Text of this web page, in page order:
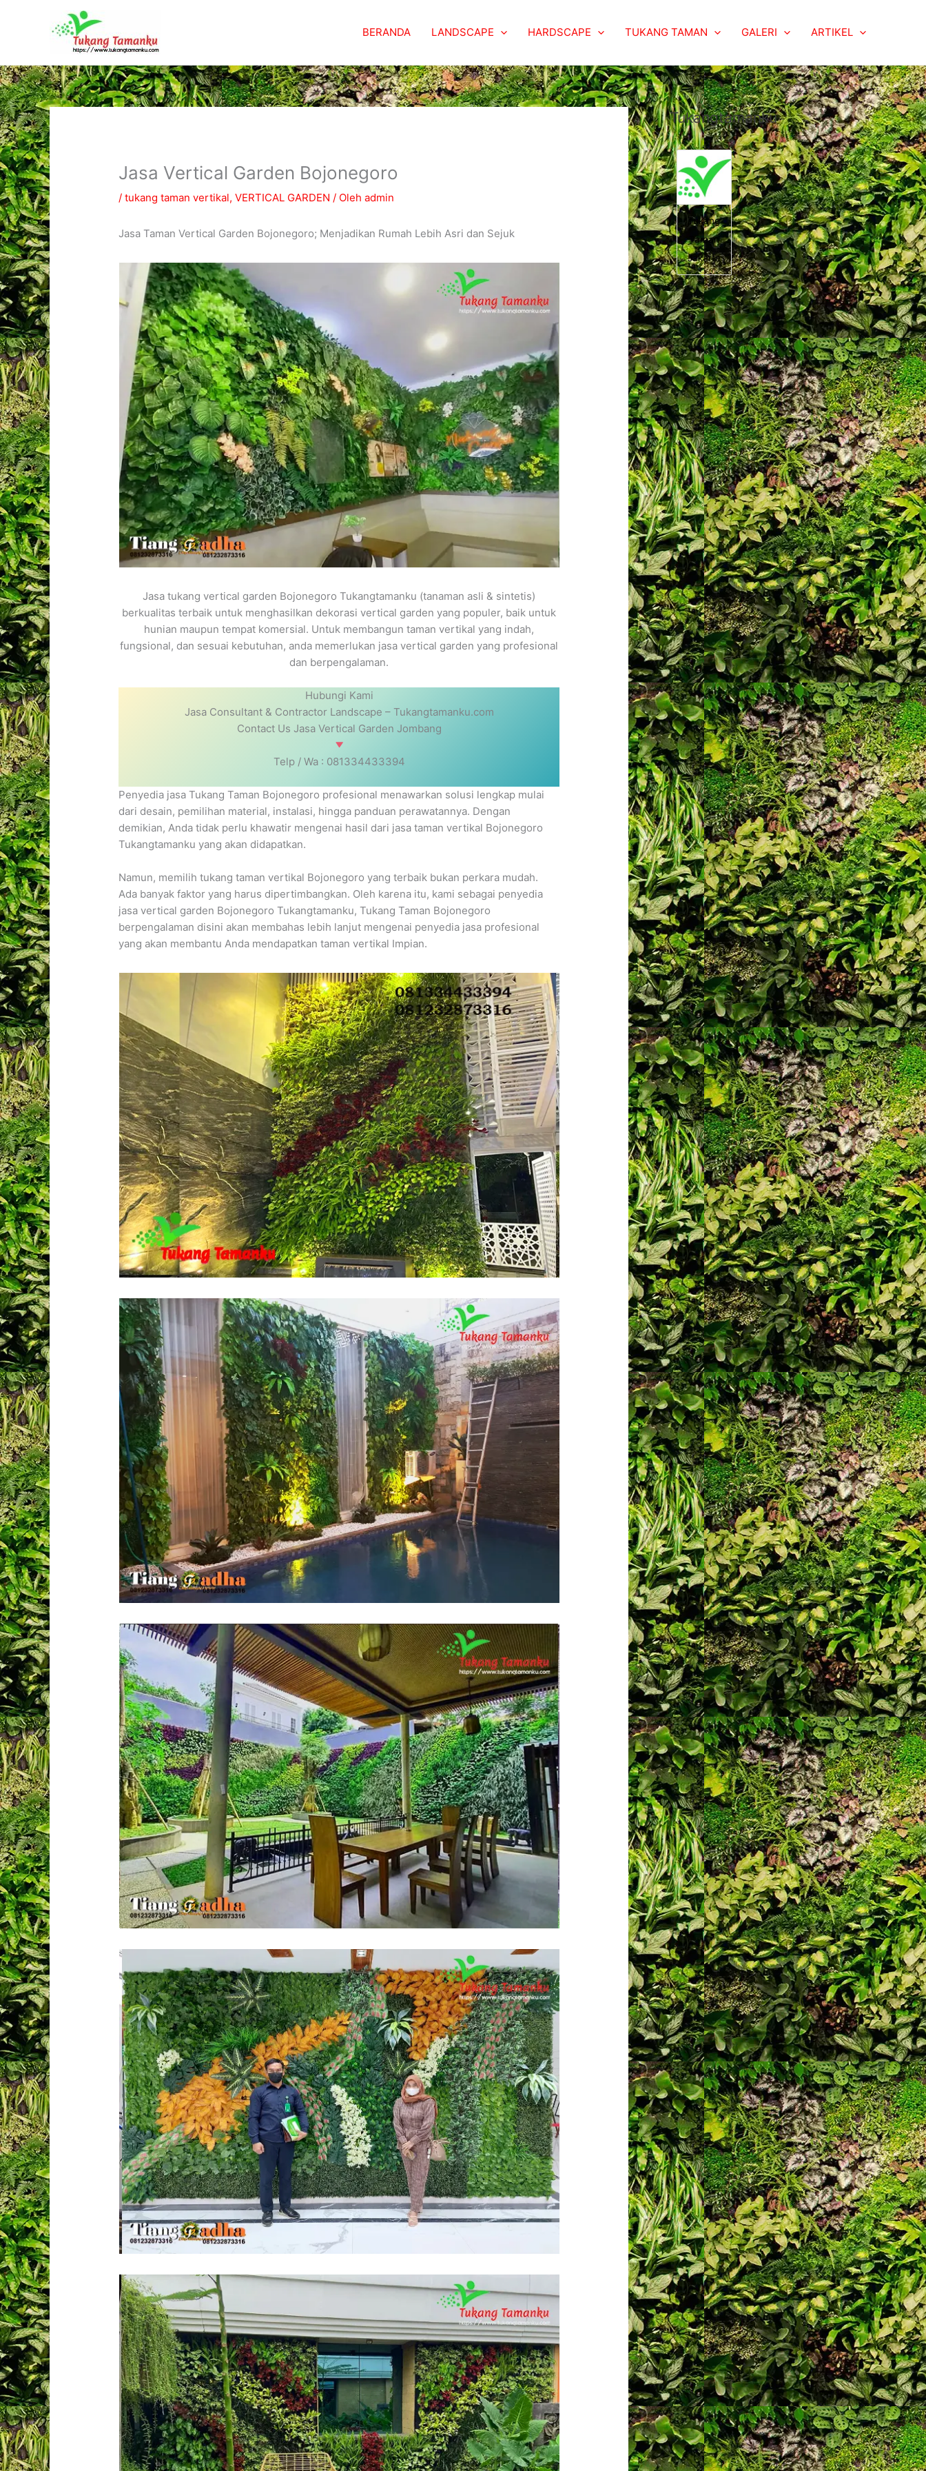
BERANDA LANDSCAPE HARDSCAPE TUKANG TAMAN GALERI ARTIKEL
Jasa Vertical Garden Bojonegoro
/tukang taman vertikal,VERTICAL GARDEN / Olehadmin
Jasa Taman Vertical Garden Bojonegoro; Menjadikan Rumah Lebih Asri dan Sejuk
Jasa tukang vertical garden Bojonegoro Tukangtamanku (tanaman asli & sintetis)
berkualitas terbaik untuk menghasilkan dekorasi vertical garden yang populer, baik untuk
hunian maupun tempat komersial. Untuk membangun taman vertikal yang indah,
fungsional, dan sesuai kebutuhan, anda memerlukan jasa vertical garden yang profesional
dan berpengalaman.
Hubungi Kami
Jasa Consultant & Contractor Landscape – Tukangtamanku.com
Contact Us Jasa Vertical Garden Jombang
Telp / Wa : 081334433394
Penyedia jasa Tukang Taman Bojonegoro profesional menawarkan solusi lengkap mulai
dari desain, pemilihan material, instalasi, hingga panduan perawatannya. Dengan
demikian, Anda tidak perlu khawatir mengenai hasil dari jasa taman vertikal Bojonegoro
Tukangtamanku yang akan didapatkan.
Namun, memilih tukang taman vertikal Bojonegoro yang terbaik bukan perkara mudah.
Ada banyak faktor yang harus dipertimbangkan. Oleh karena itu, kami sebagai penyedia
jasa vertical garden Bojonegoro Tukangtamanku, Tukang Taman Bojonegoro
berpengalaman disini akan membahas lebih lanjut mengenai penyedia jasa profesional
yang akan membantu Anda mendapatkan taman vertikal Impian.
Tukangtamanku
Tukang
Taman
Jakarta